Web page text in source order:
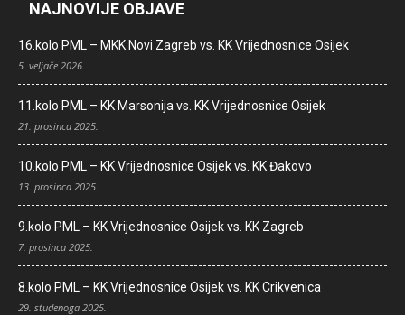
NAJNOVIJE OBJAVE
16.kolo PML – MKK Novi Zagreb vs. KK Vrijednosnice Osijek
5. veljače 2026.
11.kolo PML – KK Marsonija vs. KK Vrijednosnice Osijek
21. prosinca 2025.
10.kolo PML – KK Vrijednosnice Osijek vs. KK Đakovo
13. prosinca 2025.
9.kolo PML – KK Vrijednosnice Osijek vs. KK Zagreb
7. prosinca 2025.
8.kolo PML – KK Vrijednosnice Osijek vs. KK Crikvenica
29. studenoga 2025.